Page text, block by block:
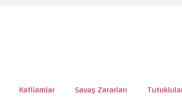
Katliamlar Savaş Zararları